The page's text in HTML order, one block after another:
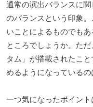
通常の演出バランスに
のバランスという印象
いことによるものでも
ところでしょうか。た
タム」が搭載されたこ
めるようになっているの
一つ気になったポイン